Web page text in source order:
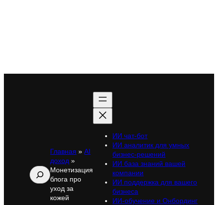
Поиск
Главная » AI
доход »
Монетизация
блога про
уход за
кожей
ИИ чат-бот
ИИ аналитик для умных
бизнес-решений
ИИ база знаний вашей
компании
ИИ поддержка для вашего
бизнеса
ИИ-обучение и Онбординг